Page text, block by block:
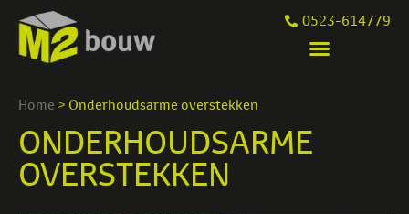
0523-614779
Home > Onderhoudsarme overstekken
ONDERHOUDSARME
OVERSTEKKEN